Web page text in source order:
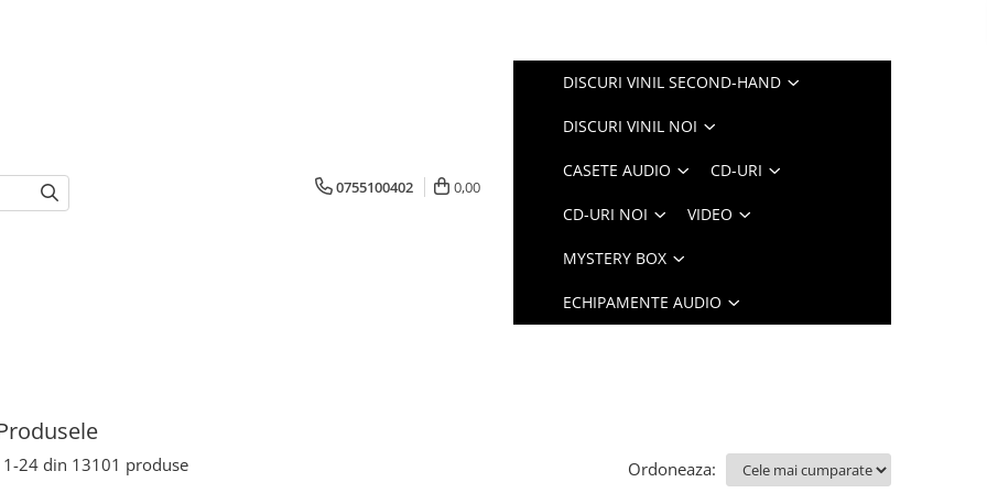
0755100402 0,00
DISCURI VINIL SECOND-HAND
DISCURI VINIL NOI
CASETE AUDIO CD-URI
CD-URI NOI VIDEO
MYSTERY BOX
ECHIPAMENTE AUDIO
1-24 din 13101 produse Ordoneaza: